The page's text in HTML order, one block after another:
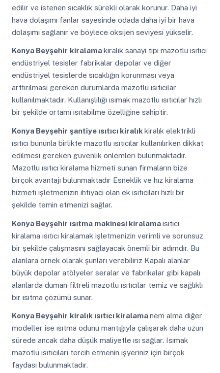
edilir ve istenen sıcaklık sürekli olarak korunur. Daha iyi
hava dolaşımı fanlar sayesinde odada daha iyi bir hava
dolaşımı sağlanır ve böylece oksijen seviyesi yükselir.
Konya Beyşehir kiralama kiralık sanayi tipi mazotlu ısıtıcı
endüstriyel tesisler fabrikalar depolar ve diğer
endüstriyel tesislerde sıcaklığın korunması veya
arttırılması gereken durumlarda mazotlu ısıtıcılar
kullanılmaktadır. Kullanışlılığı ısımak mazotlu ısıtıcılar hızlı
bir şekilde ortamı ısıtabilme özelliğine sahiptir.
Konya Beyşehir şantiye ısıtıcı kiralık kiralık elektrikli
ısıtıcı bununla birlikte mazotlu ısıtıcılar kullanılırken dikkat
edilmesi gereken güvenlik önlemleri bulunmaktadır.
Mazotlu ısıtıcı kiralama hizmeti sunan firmaların bize
birçok avantajı bulunmaktadır Esneklik ve hız kiralama
hizmeti işletmenizin ihtiyacı olan ek ısıtıcıları hızlı bir
şekilde temin etmenizi sağlar.
Konya Beyşehir ısıtma makinesi kiralamaısıtıcı
kiralama ısıtıcı kiralamak işletmenizin verimli ve sorunsuz
bir şekilde çalışmasını sağlayacak önemli bir adımdır. Bu
alanlara örnek olarak şunları verebiliriz Kapalı alanlar
büyük depolar atölyeler seralar ve fabrikalar gibi kapalı
alanlarda duman filtreli mazotlu ısıtıcılar temiz ve sağlıklı
bir ısıtma çözümü sunar.
Konya Beyşehir kiralık ısıtıcı kiralamanem alma diğer
modeller ise ısıtma odunu mantığıyla çalışarak daha uzun
sürede ancak daha düşük maliyetle ısı sağlar. Isımak
mazotlu ısıtıcıları tercih etmenin işyeriniz için birçok
faydası bulunmaktadır.